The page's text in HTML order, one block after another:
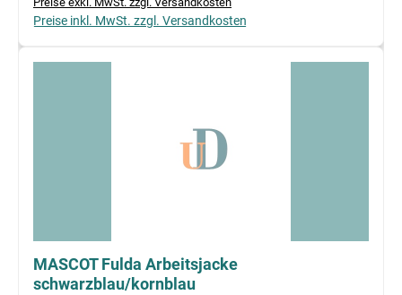
Preise inkl. MwSt. zzgl. Versandkosten
MASCOT Fulda Arbeitsjacke
schwarzblau/kornblau